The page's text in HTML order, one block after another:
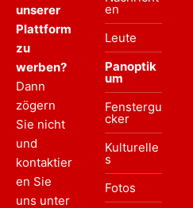
unserer
Plattform
zu
werben?
Dann
zögern
Sie nicht
und
kontaktier
en Sie
uns unter
en
Leute
Panoptik
um
Fenstergu
cker
Kulturelle
s
Fotos